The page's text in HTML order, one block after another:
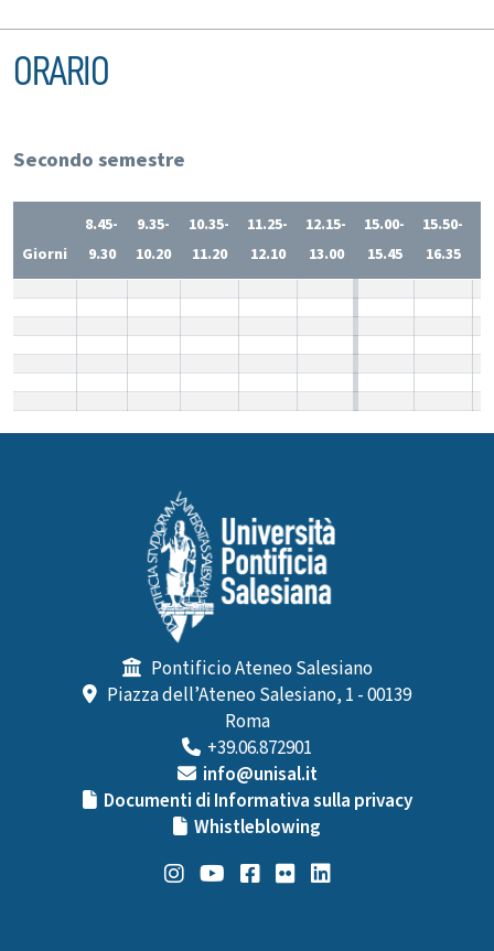
ORARIO
Secondo semestre
Giorni
8.45-
9.30
9.35-
10.20
10.35-
11.20
11.25-
12.10
12.15-
13.00
15.00-
15.45
15.50-
16.35
Pontificio Ateneo Salesiano
Piazza dell’Ateneo Salesiano, 1 - 00139
Roma
+39.06.872901
info@unisal.it
Documenti di Informativa sulla privacy
Whistleblowing